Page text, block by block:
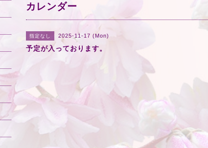
カレンダー
指定なし 2025-11-17 (Mon)
予定が入っております。